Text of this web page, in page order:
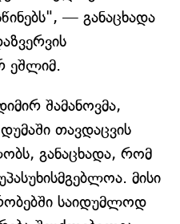
— განაცხადა
ეშლიმ.
შამანოვმა,
თავდაცვის
განაცხადა, რომ
მისი
საიდუმლოდ